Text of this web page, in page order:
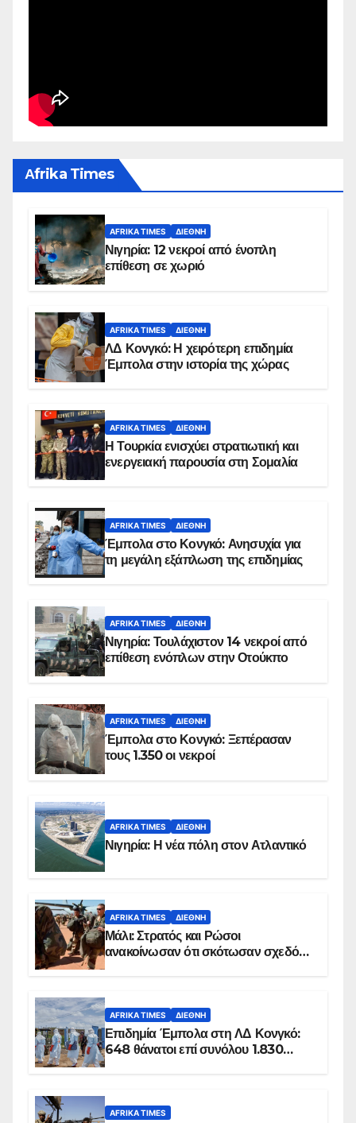
Αfrika Times
AFRIKA TIMES ΔΙΕΘΝΉ
Νιγηρία: 12 νεκροί από ένοπλη
επίθεση σε χωριό
AFRIKA TIMES ΔΙΕΘΝΉ
ΛΔ Κονγκό: Η χειρότερη επιδημία
Έμπολα στην ιστορία της χώρας
AFRIKA TIMES ΔΙΕΘΝΉ
Η Τουρκία ενισχύει στρατιωτική και
ενεργειακή παρουσία στη Σομαλία
AFRIKA TIMES ΔΙΕΘΝΉ
Έμπολα στο Κονγκό: Ανησυχία για
τη μεγάλη εξάπλωση της επιδημίας
AFRIKA TIMES ΔΙΕΘΝΉ
Νιγηρία: Τουλάχιστον 14 νεκροί από
επίθεση ενόπλων στην Οτούκπο
AFRIKA TIMES ΔΙΕΘΝΉ
Έμπολα στο Κονγκό: Ξεπέρασαν
τους 1.350 οι νεκροί
AFRIKA TIMES ΔΙΕΘΝΉ
Νιγηρία: Η νέα πόλη στον Ατλαντικό
AFRIKA TIMES ΔΙΕΘΝΉ
Μάλι: Στρατός και Ρώσοι
ανακοίνωσαν ότι σκότωσαν σχεδόν
AFRIKA TIMES ΔΙΕΘΝΉ
Επιδημία Έμπολα στη ΛΔ Κονγκό:
648 θάνατοι επί συνόλου 1.830
AFRIKA TIMES